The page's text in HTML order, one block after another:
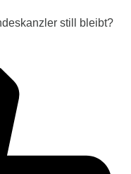
still bleibt?